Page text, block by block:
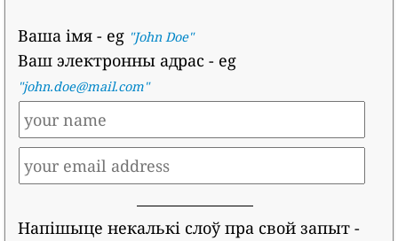
Ваша імя - eg "John Doe"
Ваш электронны адрас - eg
"john.doe@mail.com"
Напішыце некалькі слоў пра свой запыт -